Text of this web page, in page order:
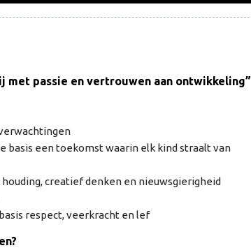
met passie en vertrouwen aan ontwikkeling”
basis een toekomst waarin elk kind straalt van
creatief denken en nieuwsgierigheid
respect, veerkracht en lef